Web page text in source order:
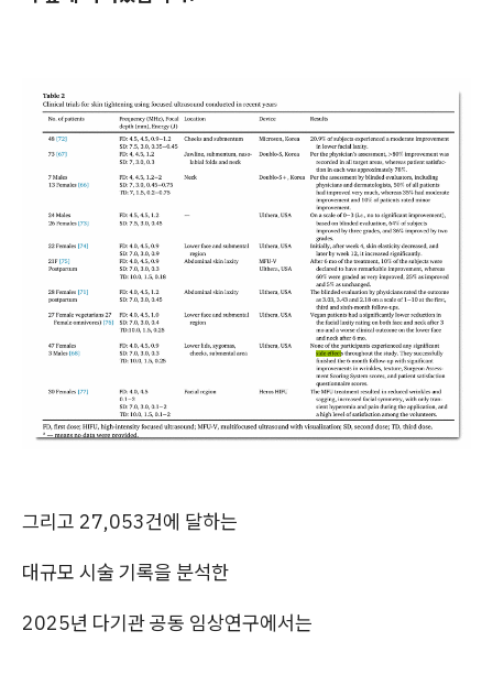
그리고 27,053건에 달하는
대규모 시술 기록을 분석한
2025년 다기관 공동 임상연구에서는